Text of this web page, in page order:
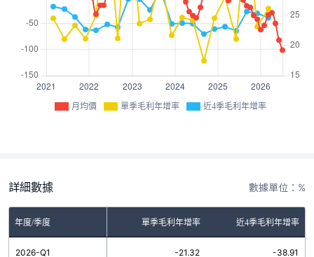
月均價 單季毛利年增率 近4季毛利年增率
詳細數據 數據單位：%
年度/季度 單季毛利年增率 近4季毛利年增率
2026-Q1 -21.32 -38.91